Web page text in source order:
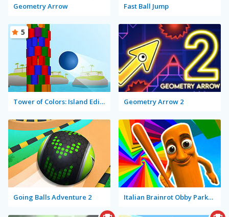
Geometry Arrow Fast Ball Jump
Tower of Colors: Island Edition
5
Geometry Arrow 2
Going Balls Adventure 2 Italian Brainrot Obby Parkour